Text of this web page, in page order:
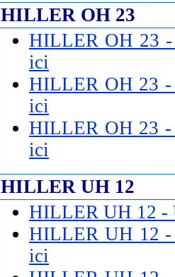
HILLER OH 23
HILLER OH 23
ici
HILLER OH 23
ici
HILLER OH 23
ici
HILLER UH 12
HILLER UH 12 -
HILLER UH 12
ici